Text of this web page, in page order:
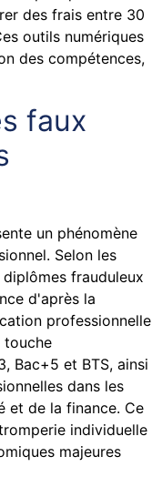
des frais entre 30
outils numériques
des compétences,
faux
un phénomène
Selon les
frauduleux
d'après la
professionnelle
touche
Bac+5 et BTS, ainsi
dans les
et de la finance. Ce
individuelle
majeures